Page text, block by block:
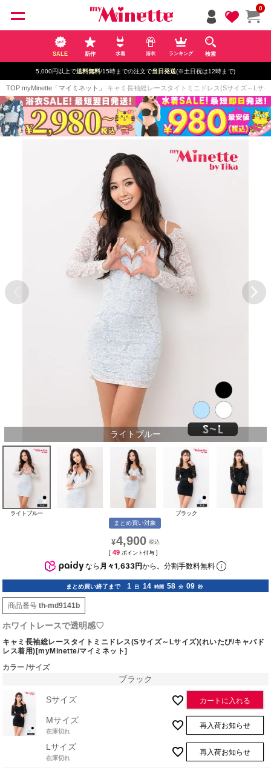
0
SALE 新作 水着 浴衣 ランキング 検索
5,000円以上で送料無料/15時までの注文で当日発送(※土日祝は12時まで)
TOP myMinette「マイミネット」 キャミ長袖総レースタイトミニドレス(Sサイズ～Lサ
ライトブルー
ライトブルー ブラック
まとめ買い対象
¥4,900
[ 49 ポイント付与 ]
なら 月々1,633円から。分割手数料無料
まとめ買い終了まで 1 日 14 時間 58 分 08 秒
商品番号 th-md9141b
ホワイトレースで透明感♡
キャミ長袖総レースタイトミニドレス(Sサイズ～Lサイズ)(れいたぴ/キャバド
レス着用)[myMinette/マイミネット]
カラー サイズ
ブラック
Sサイズ カートに入れる
Mサイズ
在庫切れ
再入荷お知らせ
Lサイズ
在庫切れ
再入荷お知らせ
ペー
ジト
ップ